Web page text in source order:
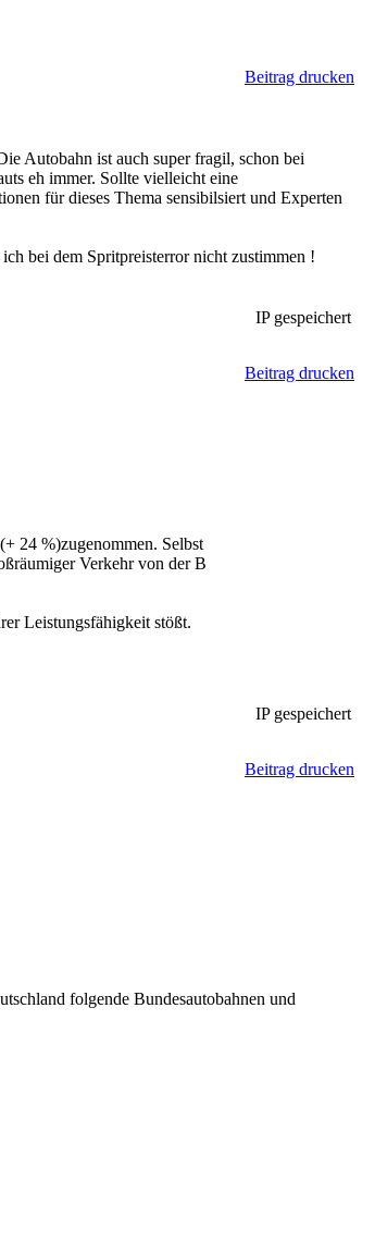
Beitrag drucken
Autobahn ist auch super fragil, schon bei
eh immer. Sollte vielleicht eine
für dieses Thema sensibilsiert und Experten
bei dem Spritpreisterror nicht zustimmen !
IP gespeichert
Beitrag drucken
24 %)zugenommen. Selbst
Verkehr von der B
Leistungsfähigkeit stößt.
IP gespeichert
Beitrag drucken
folgende Bundesautobahnen und